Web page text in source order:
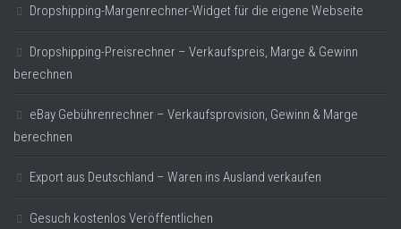
Dropshipping-Margenrechner-Widget für die eigene Webseite
Dropshipping-Preisrechner – Verkaufspreis, Marge & Gewinn
berechnen
eBay Gebührenrechner – Verkaufsprovision, Gewinn & Marge
berechnen
Export aus Deutschland – Waren ins Ausland verkaufen
Gesuch kostenlos Veröffentlichen